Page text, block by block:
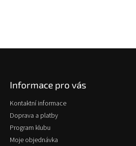
Informace pro vás
Kontaktní informace
Doprava a platby
Program klubu
Moje objednávka